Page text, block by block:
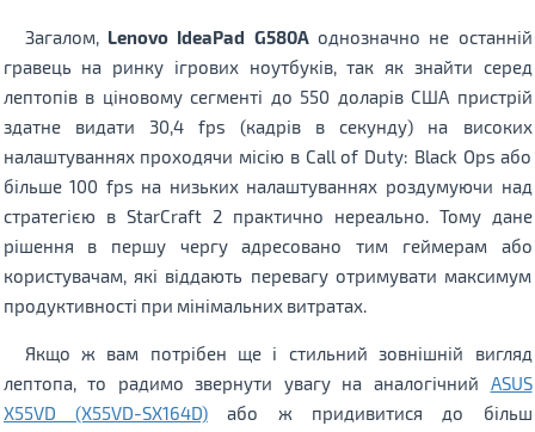
Загалом, Lenovo IdeaPad G580Aоднозначно не останній
гравець на ринку ігрових ноутбуків, так як знайти серед
лептопів в ціновому сегменті до 550 доларів США пристрій
здатне видати 30,4 fps (кадрів в секунду) на високих
налаштуваннях проходячи місію в Call of Duty: Black Ops або
більше 100 fps на низьких налаштуваннях роздумуючи над
стратегією в StarCraft 2 практично нереально. Тому дане
рішення в першу чергу адресовано тим геймерам або
користувачам, які віддають перевагу отримувати максимум
продуктивності при мінімальних витратах.
Якщо ж вам потрібен ще і стильний зовнішній вигляд
лептопа, то радимо звернути увагу на аналогічний ASUS
X55VD (X55VD-SX164D)або ж придивитися до більш